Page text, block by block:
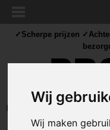
Wij
Wij maken
Inloggen Registreren
✓Scherpe prijzen